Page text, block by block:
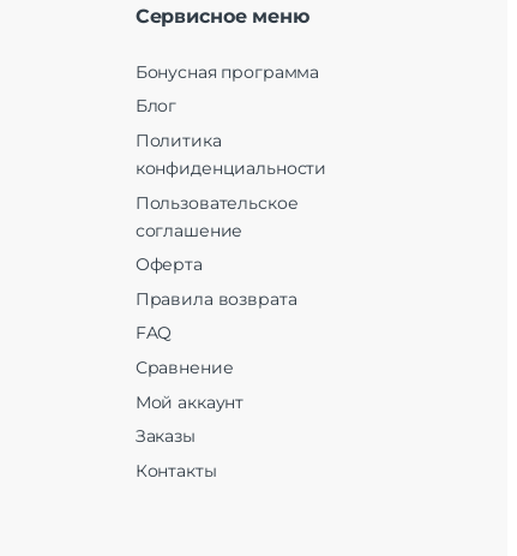
Сервисное меню
Бонусная программа
Блог
Политика
конфиденциальности
Пользовательское
соглашение
Оферта
Правила возврата
FAQ
Сравнение
Мой аккаунт
Заказы
Контакты